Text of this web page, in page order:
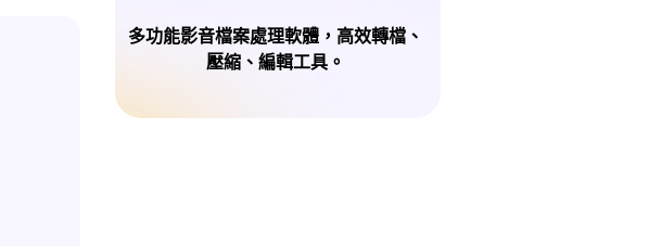
多功能影音檔案處理軟體，高效轉檔、
壓縮、編輯工具。